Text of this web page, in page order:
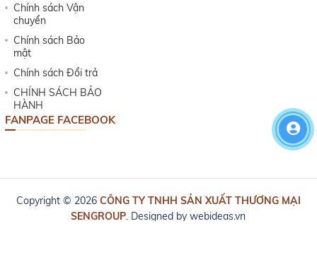
Chính sách Vận
chuyển
Chính sách Bảo
mật
Chính sách Đổi trả
CHÍNH SÁCH BẢO
HÀNH
FANPAGE FACEBOOK
Copyright © 2026 CÔNG TY TNHH SẢN XUẤT THƯƠNG MẠI
SENGROUP . Designed bywebideas.vn